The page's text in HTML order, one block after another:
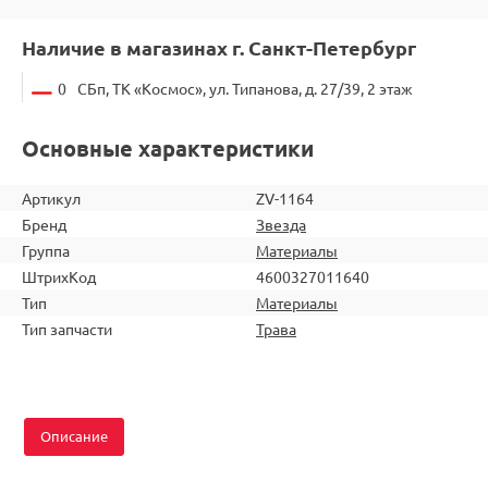
Наличие в магазинах г. Санкт-Петербург
0 СБп, ТК «Космос», ул. Типанова, д. 27/39, 2 этаж
Основные характеристики
Артикул
ZV-1164
Бренд
Звезда
Группа
Материалы
ШтрихКод
4600327011640
Тип
Материалы
Тип запчасти
Трава
Описание